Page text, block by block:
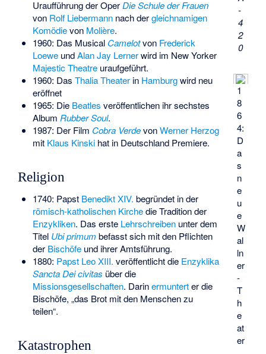
-
4
2
0
1
8
6
4:
D
a
s
n
e
u
e
W
al
ln
er
-
T
h
e
at
er
Uraufführung der OperDie Schule der Frauen
von Rolf Liebermannnach dergleichnamigen
Komödievon Molière.
1960: Das Musical Camelotvon Frederick
LoeweundAlan Jay Lernerwird im New Yorker
Majestic Theatreuraufgeführt.
1960: Das Thalia Theaterin Hamburgwird neu
eröffnet
1965: Die Beatles veröffentlichen ihr sechstes
Album Rubber Soul.
1987: Der Film Cobra VerdevonWerner Herzog
mit Klaus Kinskihat in Deutschland Premiere.
Religion
1740: Papst Benedikt XIV. begründet in der
römisch-katholischen Kirchedie Tradition der
Enzykliken. Das erste Lehrschreibenunter dem
Titel Ubi primum befasst sich mit den Pflichten
der Bischöfeund ihrer Amtsführung.
1880: Papst Leo XIII. veröffentlicht die Enzyklika
Sancta Dei civitas über die
Missionsgesellschaften. Darinermunterter die
Bischöfe, „das Brot mit den Menschen zu
teilen“.
Katastrophen